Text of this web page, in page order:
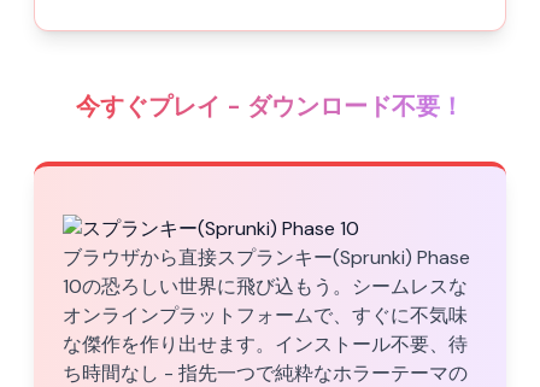
今すぐプレイ - ダウンロード不要！
ブラウザから直接スプランキー(Sprunki) Phase
10の恐ろしい世界に飛び込もう。シームレスな
オンラインプラットフォームで、すぐに不気味
な傑作を作り出せます。インストール不要、待
ち時間なし - 指先一つで純粋なホラーテーマの